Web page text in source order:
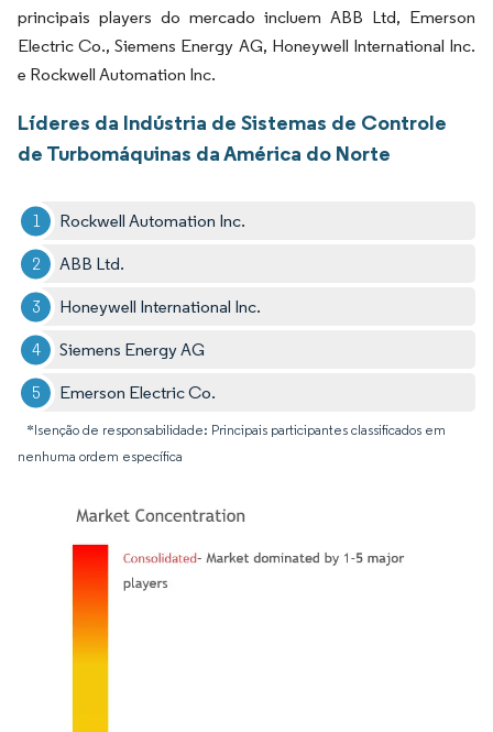
principais players do mercado incluem ABB Ltd, Emerson
Electric Co., Siemens Energy AG, Honeywell International Inc.
e Rockwell Automation Inc.
Líderes da Indústria de Sistemas de Controle
de Turbomáquinas da América do Norte
Rockwell Automation Inc.
ABB Ltd.
Honeywell International Inc.
Siemens Energy AG
Emerson Electric Co.
*Isenção de responsabilidade: Principais participantes classificados em
nenhuma ordem específica